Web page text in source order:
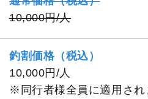
10,000円/人
釣割価格（税込）
10,000円/人
※同行者様全員に適用され